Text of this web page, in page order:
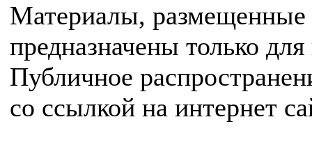
Материалы, размещенные
предназначены только
Публичное
со ссылкой на интернет